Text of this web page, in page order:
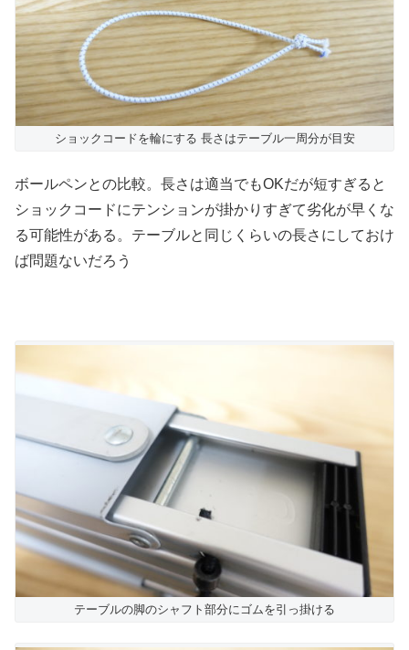
ショックコードを輪にする 長さはテーブル一周分が目安
ボールペンとの比較。長さは適当でもOKだが短すぎると
ショックコードにテンションが掛かりすぎて劣化が早くな
る可能性がある。テーブルと同じくらいの長さにしておけ
ば問題ないだろう
テーブルの脚のシャフト部分にゴムを引っ掛ける